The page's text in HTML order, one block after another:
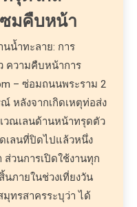
มคืบหน้า
น้ำทะลาย: การ
ความคืบหน้าการ
– ซ่อมถนนพระราม 2
ณ์ หลังจากเกิดเหตุท่อส่ง
วณเลนด้านหน้าทรุดตัว
เลนที่ปิดไปแล้วหนึ่ง
วนการเปิดใช้งานทุก
นภายในช่วงเที่ยงวัน
ทรสาครระบุว่า ได้